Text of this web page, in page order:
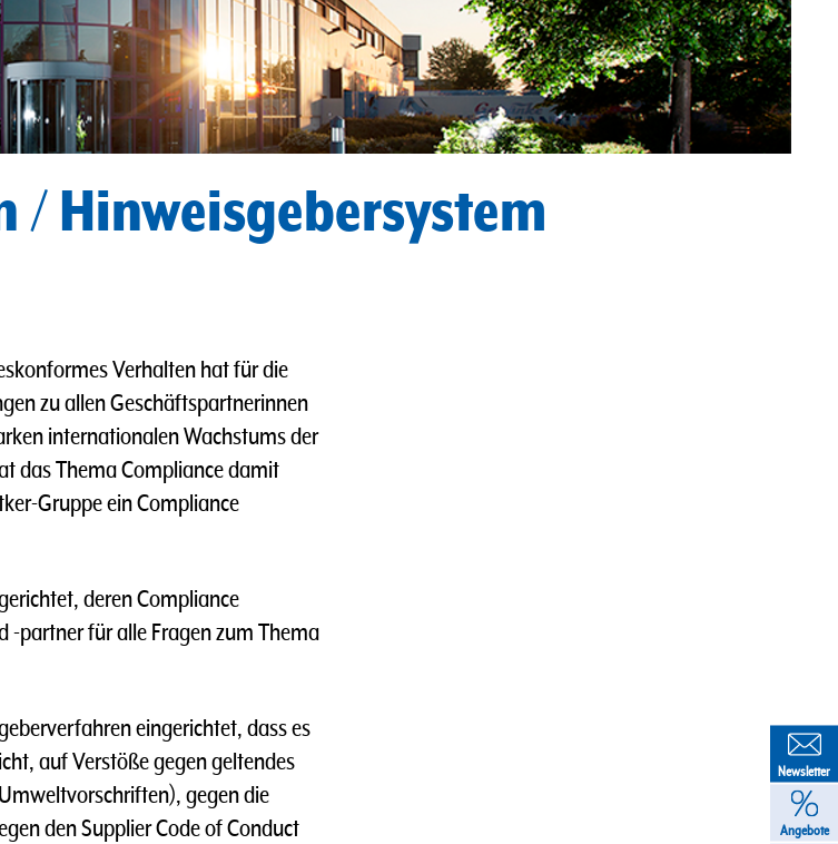
Hinweisgebersystem
Verhalten hat für die
zu allen Geschäftspartnerinnen
internationalen Wachstums der
das Thema Compliance damit
Gruppe ein Compliance
deren Compliance
-partner für alle Fragen zum Thema
eingerichtet, dass es
auf Verstöße gegen geltendes
gegen die
den Supplier Code of Conduct
Newsletter
Angebote